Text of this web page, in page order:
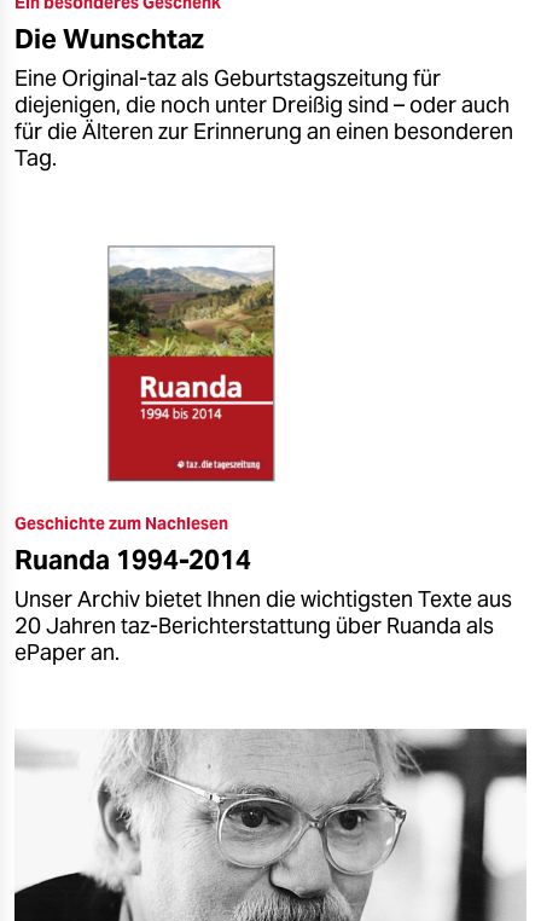
epaper login
Die Wunschtaz
Eine Original-taz als Geburtstagszeitung für
diejenigen, die noch unter Dreißig sind – oder auch
für die Älteren zur Erinnerung an einen besonderen
Tag.
Geschichte zum Nachlesen
Ruanda 1994-2014
Unser Archiv bietet Ihnen die wichtigsten Texte aus
20 Jahren taz-Berichterstattung über Ruanda als
ePaper an.